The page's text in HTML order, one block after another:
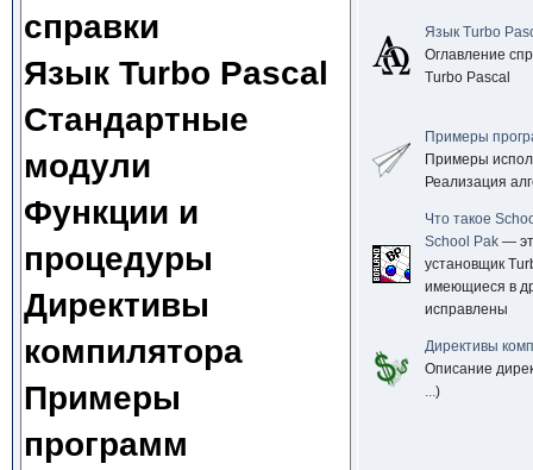
справки
Язык Turbo Pascal
Стандартные
модули
Функции и
процедуры
Директивы
компилятора
Примеры
программ
Язык Turbo
Оглавление
Turbo Pascal
Примеры
Примеры
Реализация
Что такое
School Pak—
установщик
имеющиеся в
исправлены
Директивы
Описание
...)